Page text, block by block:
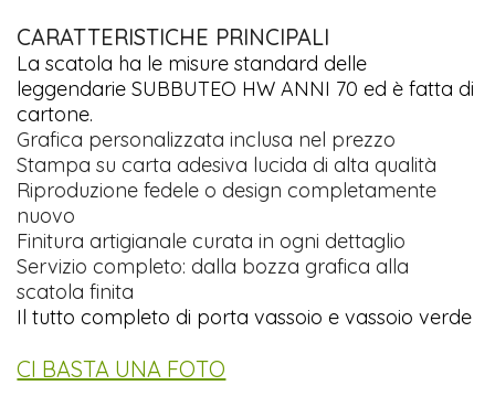
CARATTERISTICHE PRINCIPALI
La scatola ha le misure standard delle
leggendarie SUBBUTEO HW ANNI 70 ed è fatta di
cartone.
Grafica personalizzata inclusa nel prezzo
Stampa su carta adesiva lucida di alta qualità
Riproduzione fedele o design completamente
nuovo
Finitura artigianale curata in ogni dettaglio
Servizio completo: dalla bozza grafica alla
scatola finita
Il tutto completo di porta vassoio e vassoio verde
CI BASTA UNA FOTO